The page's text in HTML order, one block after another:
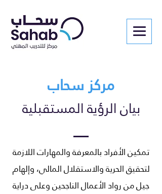
مركز سحاب
بيان الرؤية المستقبلية
تمكين الأفراد بالمعرفة والمهارات اللازمة
لتحقيق الحرية والاستقلال المالي، وإلهام
جيل من رواد الأعمال الناجحين وعلى دراية